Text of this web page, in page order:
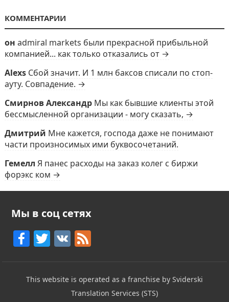
КОММЕНТАРИИ
он admiral markets были прекрасной прибыльной
компанией... как только отказались от →
Alexs Сбой значит. И 1 млн баксов списали по стоп-
ауту. Совпадение. →
Смирнов Александр Мы как бывшие клиенты этой
бессмысленной организации - могу сказать, →
Дмитрий Мне кажется, господа даже не понимают
части произносимых ими буквосочетаний.
Гемелл Я панес расходы на заказ колег с биржи
форэкс ком →
Мы в соц сетях
F
c
e
T
itt
er
V F
e
d
This website is operated as a franchise by Sviderski
Translation Services (STS)